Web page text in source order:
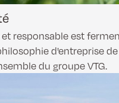
responsable est
d'entreprise
du groupe VTG.